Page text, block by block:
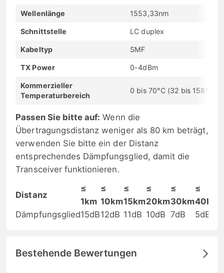
Wellenlänge 1553,33nm
Schnittstelle LC duplex
Kabeltyp SMF
TX Power 0-4dBm
Kommerzieller
Temperaturbereich
0 bis 70°C (32 bis 158°F)
Passen Sie bitte auf: Wenn die
Übertragungsdistanz weniger als 80 km beträgt,
verwenden Sie bitte ein der Distanz
entsprechendes Dämpfungsglied, damit die
Transceiver funktionieren.
Distanz
≤
1km
≤
10km
≤
15km
≤
20km
≤
30km
≤
40km
Dämpfungsglied15dB12dB 11dB 10dB 7dB 5dB
Bestehende Bewertungen